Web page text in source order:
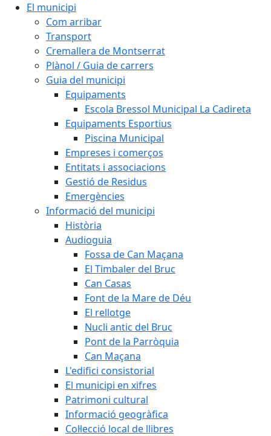
El municipi
Com arribar
Transport
Cremallera de Montserrat
Plànol / Guia de carrers
Guia del municipi
Equipaments
Escola Bressol Municipal La Cadireta
Equipaments Esportius
Piscina Municipal
Empreses i comerços
Entitats i associacions
Gestió de Residus
Emergències
Informació del municipi
Història
Audioguia
Fossa de Can Maçana
El Timbaler del Bruc
Can Casas
Font de la Mare de Déu
El rellotge
Nucli antic del Bruc
Pont de la Parròquia
Can Maçana
L'edifici consistorial
El municipi en xifres
Patrimoni cultural
Informació geogràfica
Col·lecció local de llibres